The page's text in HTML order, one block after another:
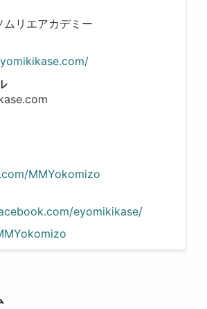
リエアカデミー
MMYokomizo
eyomikikase/